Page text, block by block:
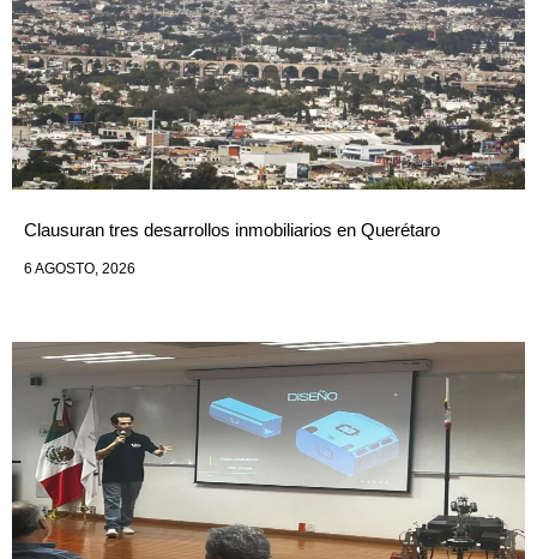
Clausuran tres desarrollos inmobiliarios en Querétaro
6 AGOSTO, 2026